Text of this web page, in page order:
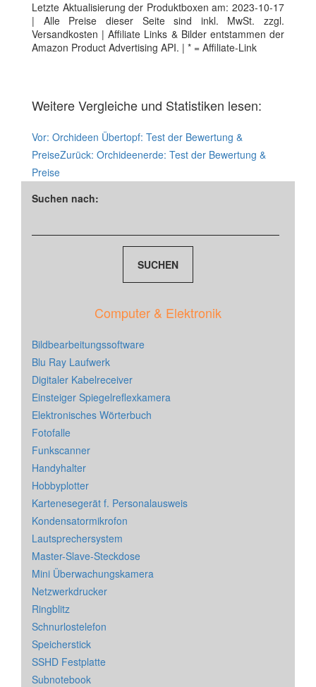
Letzte Aktualisierung der Produktboxen am: 2023-10-17
| Alle Preise dieser Seite sind inkl. MwSt. zzgl.
Versandkosten | Affiliate Links & Bilder entstammen der
Amazon Product Advertising API. | * = Affiliate-Link
Weitere Vergleiche und Statistiken lesen:
Vor: Orchideen Übertopf: Test der Bewertung &
PreiseZurück: Orchideenerde: Test der Bewertung &
Preise
Suchen nach:
Computer & Elektronik
Bildbearbeitungssoftware
Blu Ray Laufwerk
Digitaler Kabelreceiver
Einsteiger Spiegelreflexkamera
Elektronisches Wörterbuch
Fotofalle
Funkscanner
Handyhalter
Hobbyplotter
Kartenesegerät f. Personalausweis
Kondensatormikrofon
Lautsprechersystem
Master-Slave-Steckdose
Mini Überwachungskamera
Netzwerkdrucker
Ringblitz
Schnurlostelefon
Speicherstick
SSHD Festplatte
Subnotebook